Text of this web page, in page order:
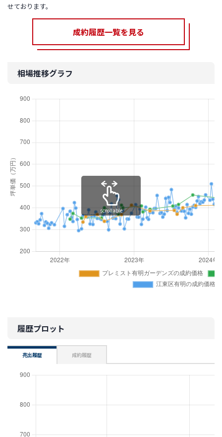
せております。
成約履歴一覧を見る
相場推移グラフ
scrollable
履歴プロット
売出履歴 成約履歴